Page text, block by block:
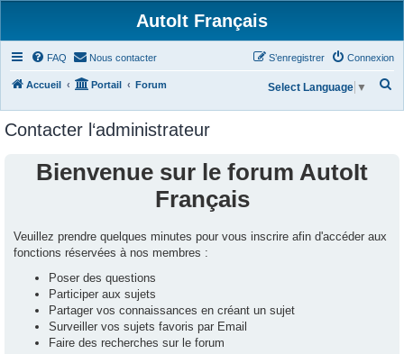
AutoIt Français
FAQ Nous contacter Connexion
S’enregistrer
Accueil Portail Forum Select Language ▼
Contacter l‘administrateur
Bienvenue sur le forum AutoIt
Français
Veuillez prendre quelques minutes pour vous inscrire afin d'accéder aux
fonctions réservées à nos membres :
Poser des questions
Participer aux sujets
Partager vos connaissances en créant un sujet
Surveiller vos sujets favoris par Email
Faire des recherches sur le forum